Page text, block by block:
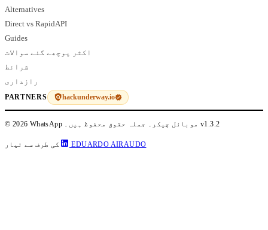
Alternatives
Direct vs RapidAPI
Guides
اکثر پوچھے گئے سوالات
شرائط
رازداری
PARTNERS hackunderway.io
© 2026 WhatsApp موبائل چیکر۔ جملہ حقوق محفوظ ہیں۔v1.3.2
کی طرف سے تیار EDUARDO AIRAUDO